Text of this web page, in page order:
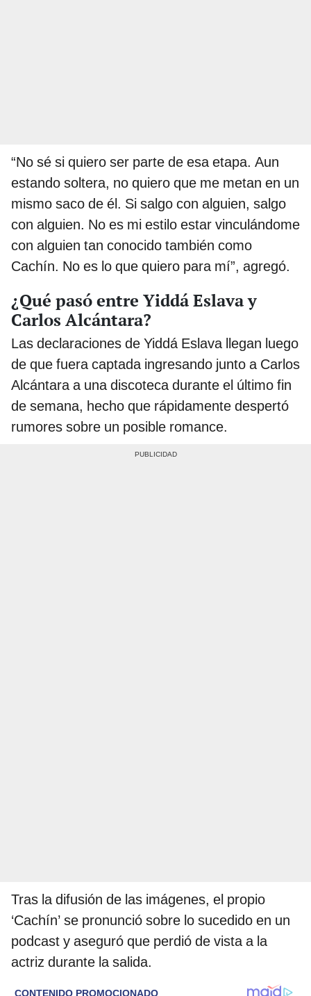
“No sé si quiero ser parte de esa etapa. Aun
estando soltera, no quiero que me metan en un
mismo saco de él. Si salgo con alguien, salgo
con alguien. No es mi estilo estar vinculándome
con alguien tan conocido también como
Cachín. No es lo que quiero para mí”, agregó.
¿Qué pasó entre Yiddá Eslava y
Carlos Alcántara?
Las declaraciones de Yiddá Eslava llegan luego
de que fuera captada ingresando junto a Carlos
Alcántara a una discoteca durante el último fin
de semana, hecho que rápidamente despertó
rumores sobre un posible romance.
Tras la difusión de las imágenes, el propio
‘Cachín’ se pronunció sobre lo sucedido en un
podcast y aseguró que perdió de vista a la
actriz durante la salida.